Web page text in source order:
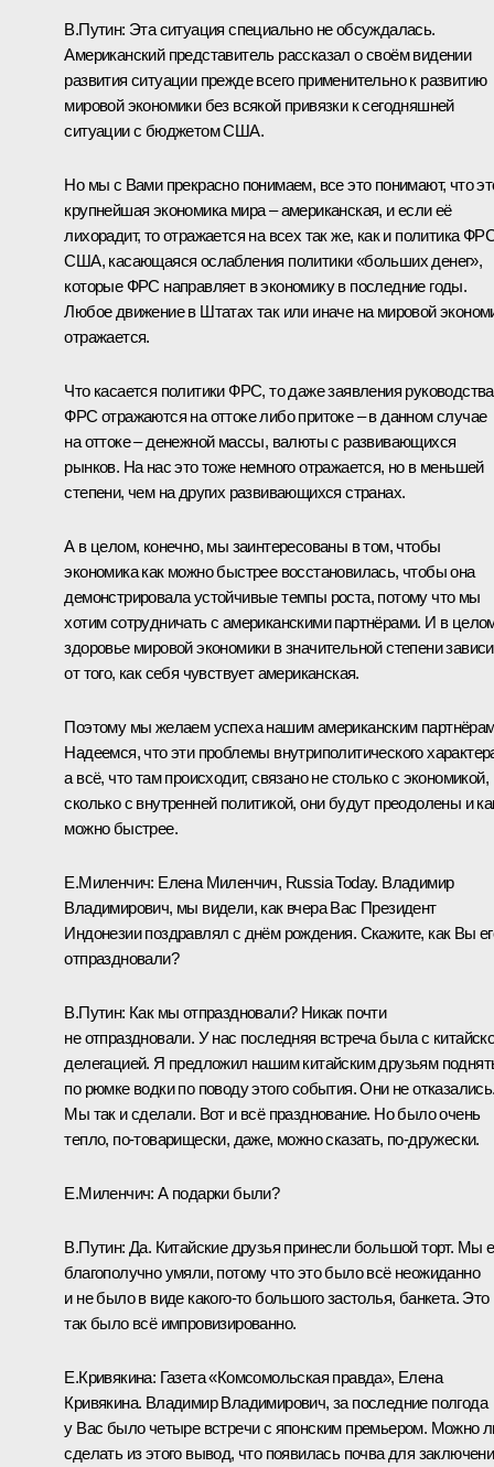
В.Путин: Эта ситуация специально не обсуждалась.
Американский представитель рассказал о своём видении
развития ситуации прежде всего применительно к развитию
мировой экономики без всякой привязки к сегодняшней
ситуации с бюджетом США.
Но мы с Вами прекрасно понимаем, все это понимают, что
крупнейшая экономика мира – американская, и если её
лихорадит, то отражается на всех так же, как и политика
США, касающаяся ослабления политики «больших денег»,
которые ФРС направляет в экономику в последние годы.
Любое движение в Штатах так или иначе на мировой
отражается.
Что касается политики ФРС, то даже заявления руководства
ФРС отражаются на оттоке либо притоке – в данном случае
на оттоке – денежной массы, валюты с развивающихся
рынков. На нас это тоже немного отражается, но в меньшей
степени, чем на других развивающихся странах.
А в целом, конечно, мы заинтересованы в том, чтобы
экономика как можно быстрее восстановилась, чтобы она
демонстрировала устойчивые темпы роста, потому что мы
хотим сотрудничать с американскими партнёрами. И в
здоровье мировой экономики в значительной степени
от того, как себя чувствует американская.
Поэтому мы желаем успеха нашим американским
Надеемся, что эти проблемы внутриполитического
а всё, что там происходит, связано не столько с экономикой,
сколько с внутренней политикой, они будут преодолены и
можно быстрее.
Е.Миленчич: Елена Миленчич, Russia Today. Владимир
Владимирович, мы видели, как вчера Вас Президент
Индонезии поздравлял с днём рождения. Скажите, как Вы
отпраздновали?
В.Путин: Как мы отпраздновали? Никак почти
не отпраздновали. У нас последняя встреча была с
делегацией. Я предложил нашим китайским друзьям
по рюмке водки по поводу этого события. Они не
Мы так и сделали. Вот и всё празднование. Но было очень
тепло, по‑товарищески, даже, можно сказать, по‑дружески.
Е.Миленчич: А подарки были?
В.Путин: Да. Китайские друзья принесли большой торт. Мы
благополучно умяли, потому что это было всё неожиданно
и не было в виде какого‑то большого застолья, банкета. Это
так было всё импровизированно.
Е.Кривякина: Газета «Комсомольская правда», Елена
Кривякина. Владимир Владимирович, за последние полгода
у Вас было четыре встречи с японским премьером. Можно
сделать из этого вывод, что появилась почва для